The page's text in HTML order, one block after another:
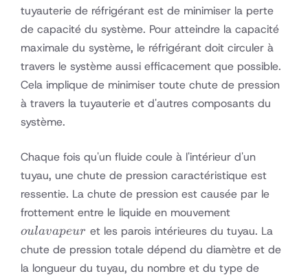
tuyauterie de réfrigérant est de minimiser la perte
de capacité du système. Pour atteindre la capacité
maximale du système, le réfrigérant doit circuler à
travers le système aussi efficacement que possible.
Cela implique de minimiser toute chute de pression
à travers la tuyauterie et d'autres composants du
système.
Chaque fois qu'un fluide coule à l'intérieur d'un
tuyau, une chute de pression caractéristique est
ressentie. La chute de pression est causée par le
frottement entre le liquide en mouvement
vapeur
oulavapeur et les parois intérieures du tuyau. La
chute de pression totale dépend du diamètre et de
la longueur du tuyau, du nombre et du type de